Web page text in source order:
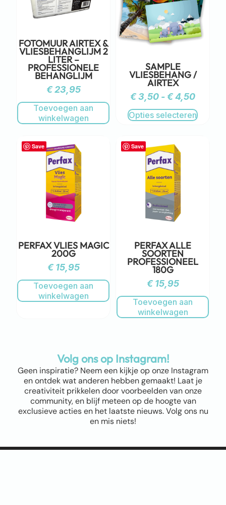
FOTOMUUR AIRTEX &
VLIESBEHANGLIJM 2
LITER –
PROFESSIONELE
BEHANGLIJM
€23,95
Toevoegen aan
winkelwagen
SAMPLE
VLIESBEHANG /
AIRTEX
€3,50 - €4,50
Opties selecteren
Save
PERFAX VLIES MAGIC
200G
€15,95
Toevoegen aan
winkelwagen
Save
PERFAX ALLE
SOORTEN
PROFESSIONEEL
180G
€15,95
Toevoegen aan
winkelwagen
Volg ons op Instagram!
Geen inspiratie? Neem een kijkje op onze Instagram
en ontdek wat anderen hebben gemaakt! Laat je
creativiteit prikkelen door voorbeelden van onze
community, en blijf meteen op de hoogte van
exclusieve acties en het laatste nieuws. Volg ons nu
en mis niets!